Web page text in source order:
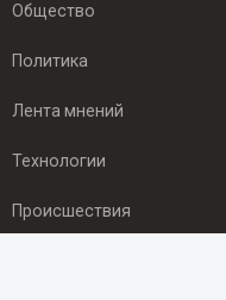
Общество
Политика
Лента мнений
Технологии
Происшествия